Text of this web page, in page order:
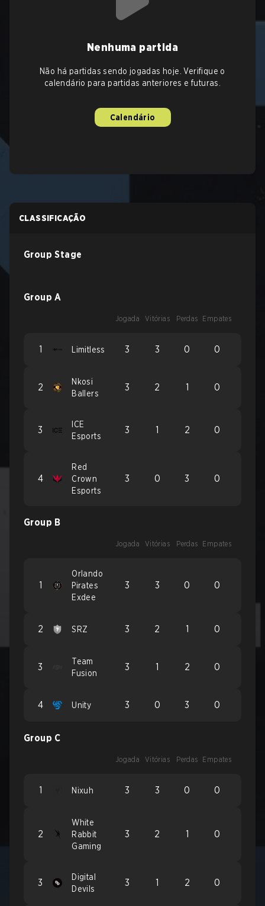
Nenhuma partida
Não há partidas sendo jogadas hoje. Verifique o
calendário para partidas anteriores e futuras.
Calendário
CLASSIFICAÇÃO
Group Stage
Group A
Jogada Vitórias Perdas Empates
1 Limitless 3 3 0 0
2
Nkosi
Ballers
3 2 1 0
3
ICE
Esports
3 1 2 0
4
Red
Crown
Esports
3 0 3 0
Group B
Jogada Vitórias Perdas Empates
1
Orlando
Pirates
Exdee
3 3 0 0
2 SRZ 3 2 1 0
3
Team
Fusion
3 1 2 0
4 Unity 3 0 3 0
Group C
Jogada Vitórias Perdas Empates
1 Nixuh 3 3 0 0
2
White
Rabbit
Gaming
3 2 1 0
3
Digital
Devils
3 1 2 0